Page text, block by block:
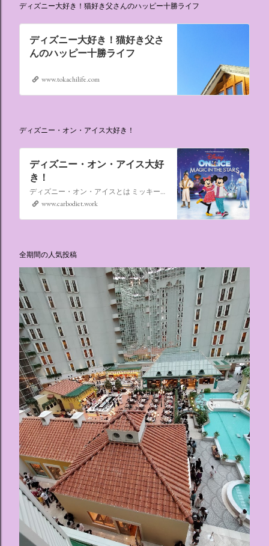
ディズニー大好き！猫好き父さんのハッピー十勝ライフ
ディズニー大好き！猫好き父さ
んのハッピー十勝ライフ
www.tokachilife.com
ディズニー・オン・アイス大好き！
ディズニー・オン・アイス大好
き！
ディズニー・オン・アイスとは ミッキーマウスやミニーマウスをはじめ、たくさんのディズニーキャラクターが登場し、世代を超えて愛され続けている、氷の上のミュージカルショーです。
www.carbodiet.work
全期間の人気投稿